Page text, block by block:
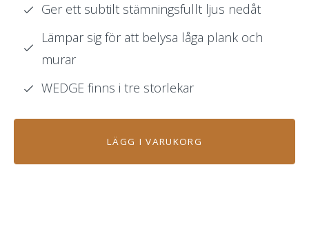
Ger ett subtilt stämningsfullt ljus nedåt
Lämpar sig för att belysa låga plank och
murar
WEDGE finns i tre storlekar
LÄGG I VARUKORG